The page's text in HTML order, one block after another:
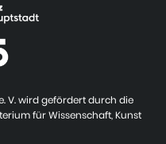
V. wird gefördert durch die
für Wissenschaft, Kunst